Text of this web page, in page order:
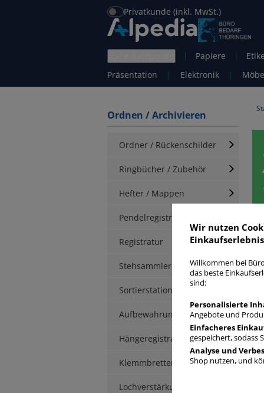
Privatkunde (inkl. MwSt.)
| Papiere |
Präsentation
| Elektronik |
Ordnen / Archivieren
Ordner / Rückenschilder
Ringbücher / Zubehör
Hefter / Mappen
Pendelregistratur
Registratur
Stehsammler
Sortierstationen / Ablagen
Aufbewahrungsbox
Hängeregistratur
Klemmbretter / -mappen
Lochverstärkung
Wir nutzen
Willkommen bei
das beste
sind:
Personalisierte
Angebote und
Einfacheres
gespeichert, sodass
Analyse und
Shop nutzen, und